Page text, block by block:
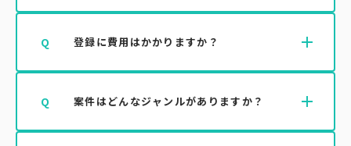
A
学生、若手クリエイター、副業希望の社会人な
Q 登録に費用はかかりますか？ add
A
すべての機能は無料でご利用いただけます。登録
Q 案件はどんなジャンルがありますか？ add